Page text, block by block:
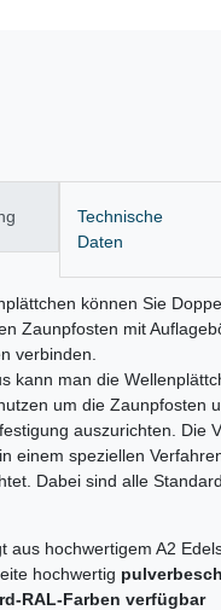
Technische
Daten
können Sie
Zaunpfosten mit
verbinden.
kann man die
um die Zaunpfosten
auszurichten. Die
einem speziellen
Dabei sind alle
aus hochwertigem A2
hochwertig
RAL-Farben verfügbar